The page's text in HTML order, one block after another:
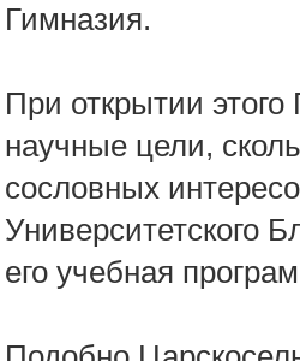
Гимназия.
При открытии
научные цели,
сословных
Университетского
его учебная